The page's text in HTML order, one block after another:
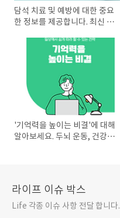
담석 치료 및 예방에 대한 중요
한 정보를 제공합니다. 최신 연
담석의 원인, 치료 방법, 그리고
효과적인 예방 전략을 알아봅니
'기억력을 높이는 비결'에 대해
알아보세요. 두뇌 운동, 건강한
신..
라이프 이슈 박스
Life 각종 이슈 사항 전달 합니다.